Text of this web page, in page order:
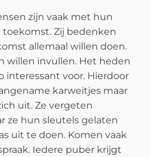
zijn vaak met hun
Zij bedenken
allemaal willen doen.
willen invullen. Het heden
interessant voor. Hierdoor
karweitjes maar
uit. Ze vergeten
ze hun sleutels gelaten
uit te doen. Komen vaak
Iedere puber krijgt